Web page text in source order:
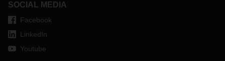
SOCIAL MEDIA
Facebook
LinkedIn
Youtube